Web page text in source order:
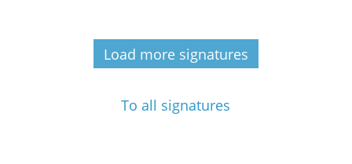
Load more signatures
To all signatures